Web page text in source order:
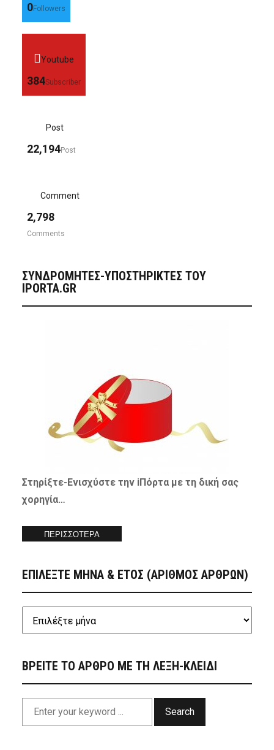
0Followers
Youtube
384Subscriber
Post
22,194Post
Comment
2,798
Comments
ΣΥΝΔΡΟΜΗΤΈΣ-ΥΠΟΣΤΗΡΙΚΤΈΣ ΤΟΥ
IPORTA.GR
Στηρίξτε- Ενισχύστετην iΠόρτα με τη δική σας
χορηγία…
ΠΕΡΙΣΣΟΤΕΡΑ
ΕΠΙΛΕΞΤΕ ΜΗΝΑ & ΕΤΟΣ (ΑΡΙΘΜΟΣ ΑΡΘΡΩΝ)
ΒΡΕΙΤΕ ΤΟ ΑΡΘΡΟ ΜΕ ΤΗ ΛΕΞΗ-ΚΛΕΙΔΙ
Search